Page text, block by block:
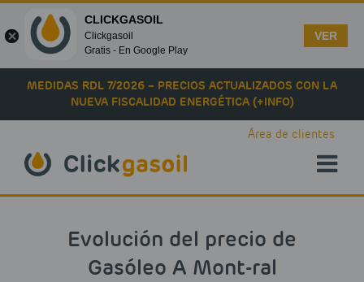
Skip to main content
MEDIDAS RDL 7/2026 – PRECIOS ACTUALIZADOS CON LA
NUEVA FISCALIDAD ENERGÉTICA (+INFO)
Área de clientes
Evolución del precio de
Gasóleo A Mont-ral
CLICKGASOIL
Clickgasoil
Gratis - En Google Play
VER